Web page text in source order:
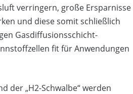
verringern, große Ersparnisse
und diese somit schließlich
Gasdiffusionsschicht-
fit für Anwendungen
der „H2-Schwalbe“ werden